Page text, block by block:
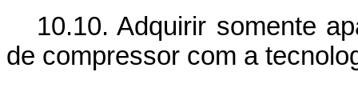
10.10. Adquirir somente
de compressor com a